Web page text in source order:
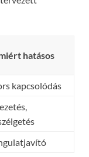
hatásos
kapcsolódás